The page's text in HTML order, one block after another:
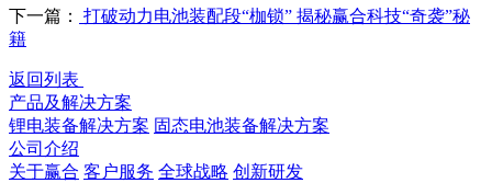
下一篇：
打破动力电池装配段“枷锁” 揭秘赢合科技“奇袭”秘
籍
返回列表
产品及解决方案
锂电装备解决方案 固态电池装备解决方案
公司介绍
关于赢合 客户服务 全球战略 创新研发